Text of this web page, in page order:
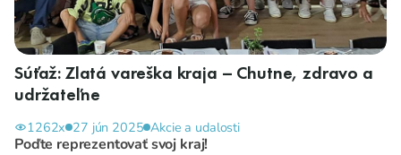
Súťaž: Zlatá vareška kraja – Chutne, zdravo a
udržateľne
1262x 27 jún 2025 Akcie a udalosti
Poďte reprezentovať svoj kraj!